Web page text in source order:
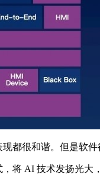
很和谐。但是软件
AI 技术发扬光大